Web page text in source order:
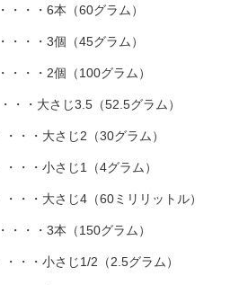
・・・6本（60グラム）
・・・3個（45グラム）
・・・2個（100グラム）
・・大さじ3.5（52.5グラム）
・・大さじ2（30グラム）
・・小さじ1（4グラム）
・・大さじ4（60ミリリットル）
・・・3本（150グラム）
・・小さじ1/2（2.5グラム）